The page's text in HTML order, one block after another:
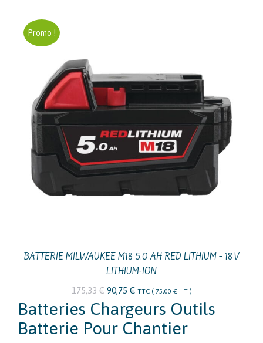
Promo !
BATTERIE MILWAUKEE M18 5.0 AH RED LITHIUM – 18 V
LITHIUM-ION
175,33€ Le
prix
initial
était :
90,75 €Le
prix
actuel
est :
TTC ( 75,00 €HT )
Batteries Chargeurs Outils
Batterie Pour Chantier